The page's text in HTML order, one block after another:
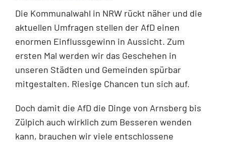
Die Kommunalwahl in NRW rückt näher und die
aktuellen Umfragen stellen der AfD einen
enormen Einflussgewinn in Aussicht. Zum
ersten Mal werden wir das Geschehen in
unseren Städten und Gemeinden spürbar
mitgestalten. Riesige Chancen tun sich auf.
Doch damit die AfD die Dinge von Arnsberg bis
Zülpich auch wirklich zum Besseren wenden
kann, brauchen wir viele entschlossene